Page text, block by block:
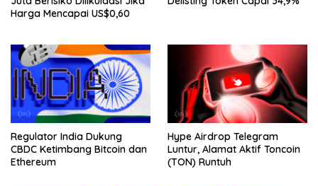
Harga Mencapai US$0,60
Regulator India Dukung
CBDC Ketimbang Bitcoin dan
Ethereum
Hype Airdrop Telegram
Luntur, Alamat Aktif Toncoin
(TON) Runtuh